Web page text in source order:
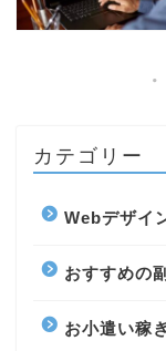
カテゴリー
Webデザイ
おすすめの
お小遣い稼